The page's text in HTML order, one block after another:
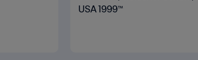
USA 1999™